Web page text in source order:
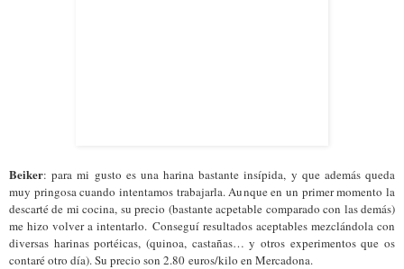
Beiker: para mi gusto es una harina bastante insípida, y que además queda
muy pringosa cuando intentamos trabajarla. Aunque en un primer momento la
descarté de mi cocina, su precio (bastante acpetable comparado con las demás)
me hizo volver a intentarlo. Conseguí resultados aceptables mezclándola con
diversas harinas portéicas, (quinoa, castañas… y otros experimentos que os
contaré otro día). Su precio son 2.80 euros/kilo en Mercadona.